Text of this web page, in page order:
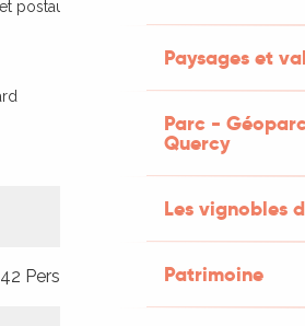
Paysages et
Parc -
Quercy
Les vignobles
Patrimoine
postaux
42 Personne(s)